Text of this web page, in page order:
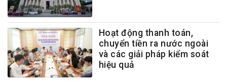
Hoạt động thanh toán,
chuyển tiền ra nước ngoài
và các giải pháp kiểm soát
hiệu quả